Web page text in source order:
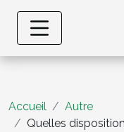
Accueil
Autre
Quelles